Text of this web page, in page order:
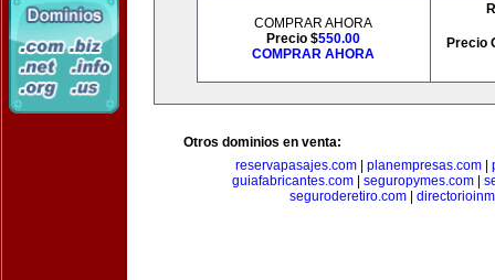
COMPRAR AHORA
Precio $550.00
COMPRAR AHORA
Precio
Otros dominios en venta:
reservapasajes.com
planempresas.com
guiafabricantes.com| seguropymes.com|
seguroderetiro.com|